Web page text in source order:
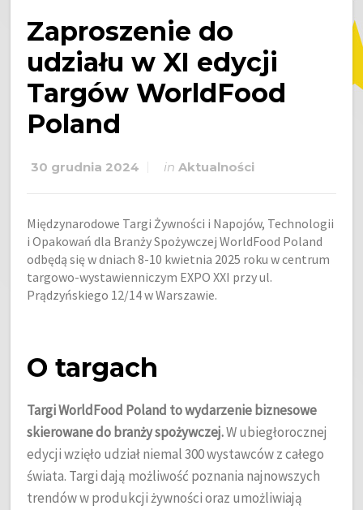
Zaproszenie do
udziału w XI edycji
Targów WorldFood
Poland
30 grudnia 2024 inAktualności
Międzynarodowe Targi Żywności i Napojów, Technologii
i Opakowań dla Branży Spożywczej WorldFood Poland
odbędą się w dniach 8-10 kwietnia 2025 roku w centrum
targowo-wystawienniczym EXPO XXI przy ul.
Prądzyńskiego 12/14 w Warszawie.
O targach
Targi WorldFood Poland to wydarzenie biznesowe
skierowane do branży spożywczej.W ubiegłorocznej
edycji wzięło udział niemal 300 wystawców z całego
świata. Targi dają możliwość poznania najnowszych
trendów w produkcji żywności oraz umożliwiają